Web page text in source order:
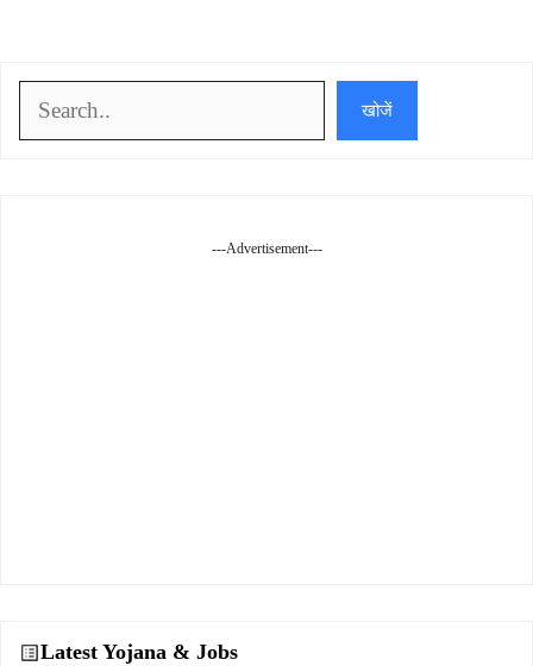
खोजें
खोजें
---Advertisement---
Latest Yojana & Jobs